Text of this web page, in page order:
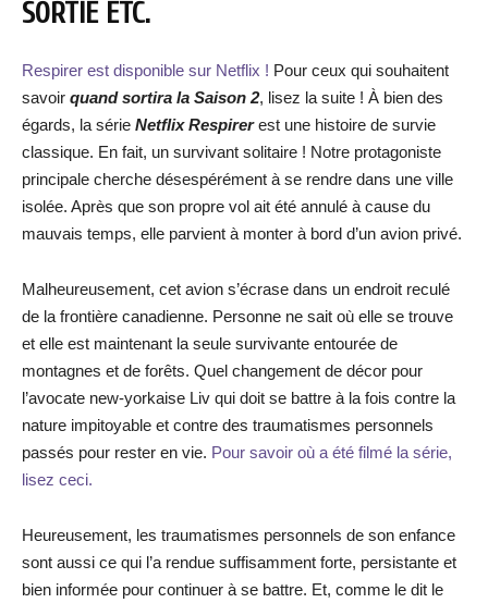
SORTIE ETC.
Respirer est disponible sur Netflix ! Pour ceux qui souhaitent
savoir quand sortira la Saison 2, lisez la suite ! À bien des
égards, la série Netflix Respirerest une histoire de survie
classique. En fait, un survivant solitaire ! Notre protagoniste
principale cherche désespérément à se rendre dans une ville
isolée. Après que son propre vol ait été annulé à cause du
mauvais temps, elle parvient à monter à bord d’un avion privé.
Malheureusement, cet avion s’écrase dans un endroit reculé
de la frontière canadienne. Personne ne sait où elle se trouve
et elle est maintenant la seule survivante entourée de
montagnes et de forêts. Quel changement de décor pour
l’avocate new-yorkaise Liv qui doit se battre à la fois contre la
nature impitoyable et contre des traumatismes personnels
passés pour rester en vie. Pour savoir où a été filmé la série,
lisez ceci.
Heureusement, les traumatismes personnels de son enfance
sont aussi ce qui l’a rendue suffisamment forte, persistante et
bien informée pour continuer à se battre. Et, comme le dit le